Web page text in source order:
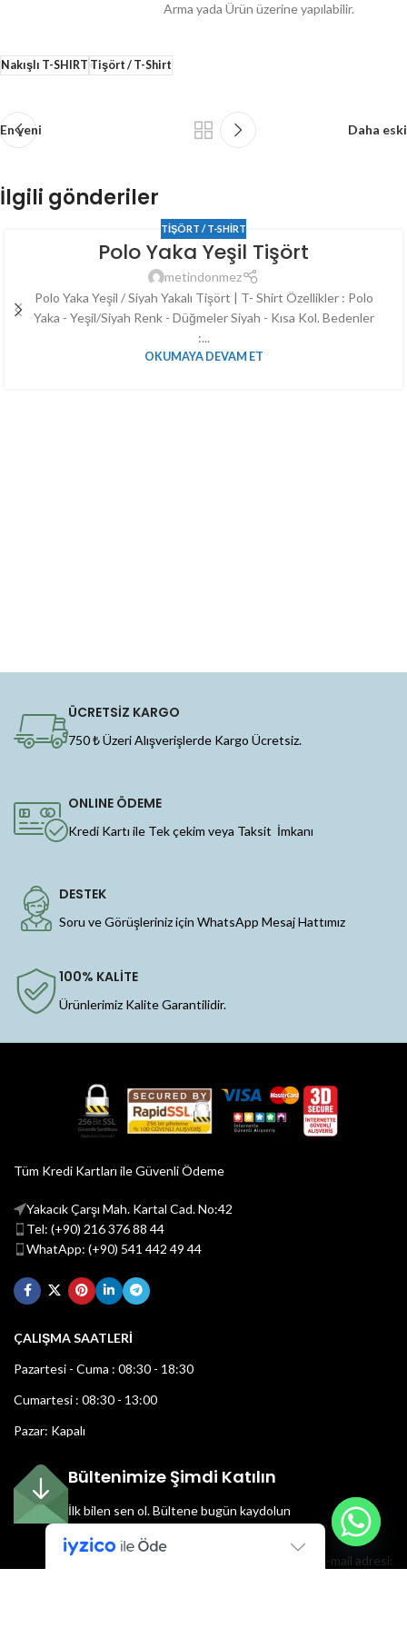
Arma yada Ürün üzerine yapılabilir.
Nakışlı T-SHIRT Tişört / T-Shirt
En yeni Daha eski
İlgili gönderiler
TIŞÖRT / T-SHIRT
Polo Yaka Yeşil Tişört
metindonmez
Polo Yaka Yeşil / Siyah Yakalı Tişört | T- Shirt Özellikler : Polo
Yaka - Yeşil/Siyah Renk - Düğmeler Siyah - Kısa Kol. Bedenler
:...
OKUMAYA DEVAM ET
ÜCRETSİZ KARGO
750 ₺ Üzeri Alışverişlerde Kargo Ücretsiz.
ONLINE ÖDEME
Kredi Kartı ile Tek çekim veya Taksit İmkanı
DESTEK
Soru ve Görüşleriniz için WhatsApp Mesaj Hattımız
100% KALİTE
Ürünlerimiz Kalite Garantilidir.
Tüm Kredi Kartları ile Güvenli Ödeme
Yakacık Çarşı Mah. Kartal Cad. No:42
Tel: (+90) 216 376 88 44
WhatApp: (+90) 541 442 49 44
ÇALIŞMA SAATLERİ
Pazartesi - Cuma : 08:30 - 18:30
Cumartesi : 08:30 - 13:00
Pazar: Kapalı
Bültenimize Şimdi Katılın
İlk bilen sen ol.Bültene bugün kaydolun
E-mail adresi: